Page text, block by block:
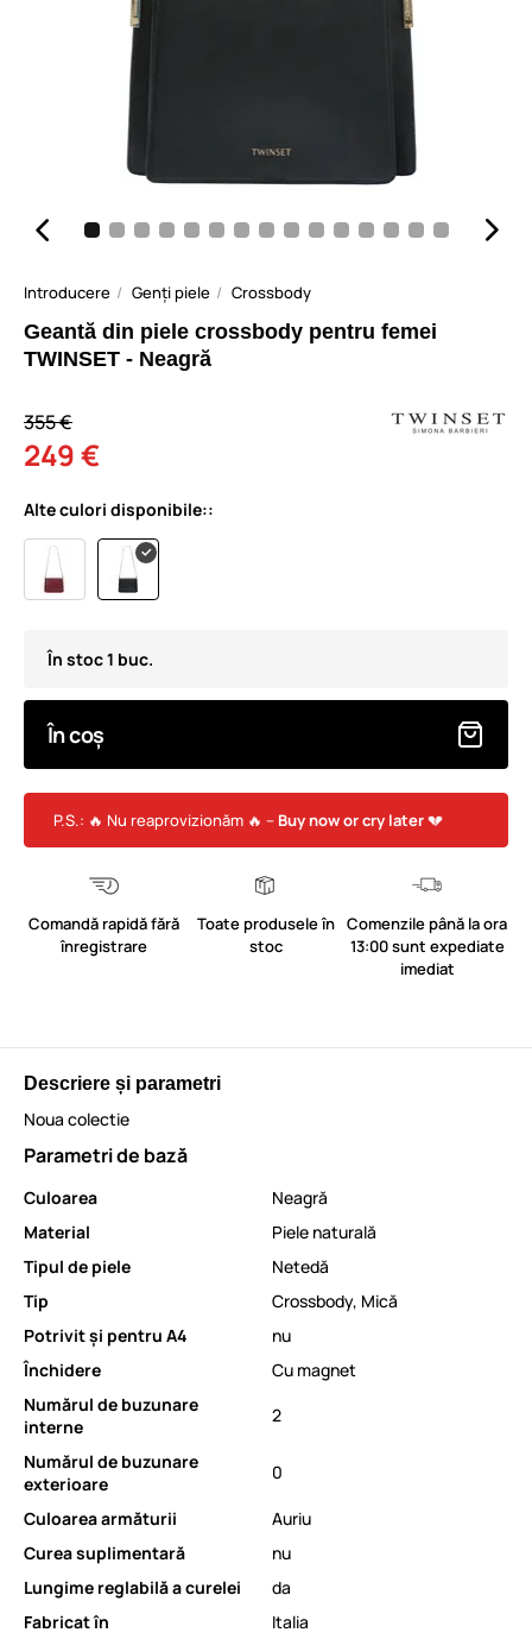
Introducere Genți piele Crossbody
Geantă din piele crossbody pentru femei
TWINSET - Neagră
355 €
249 €
Alte culori disponibile::
În stoc 1 buc.
În coș
P.S.: 🔥 Nu reaprovizionăm 🔥 – Buy now or cry later💔
Comandă rapidă fără
înregistrare
Toate produsele în
stoc
Comenzile până la ora
13:00 sunt expediate
imediat
Descriere și parametri
Noua colectie
Parametri de bază
Culoarea
Neagră
Material
Piele naturală
Tipul de piele
Netedă
Tip
Crossbody, Mică
Potrivit și pentru A4
nu
Închidere
Cu magnet
Numărul de buzunare
interne
2
Numărul de buzunare
exterioare
0
Culoarea armăturii
Auriu
Curea suplimentară
nu
Lungime reglabilă a curelei
da
Fabricat în
Italia